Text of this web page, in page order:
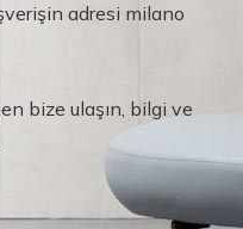
adresi milano
bize ulaşın, bilgi ve